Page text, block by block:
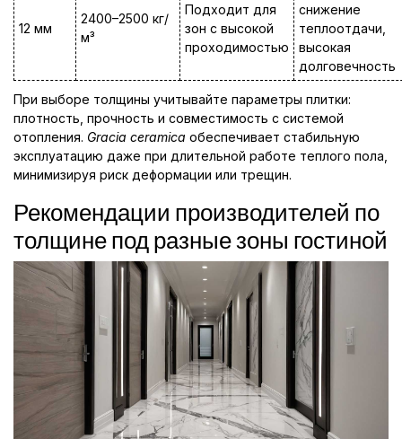
12 мм
2400–2500 кг/
м³
Подходит для
зон с высокой
проходимостью
снижение
теплоотдачи,
высокая
долговечность
При выборе толщины учитывайте параметры плитки:
плотность, прочность и совместимость с системой
отопления. Gracia ceramica обеспечивает стабильную
эксплуатацию даже при длительной работе теплого пола,
минимизируя риск деформации или трещин.
Рекомендации производителей по
толщине под разные зоны гостиной